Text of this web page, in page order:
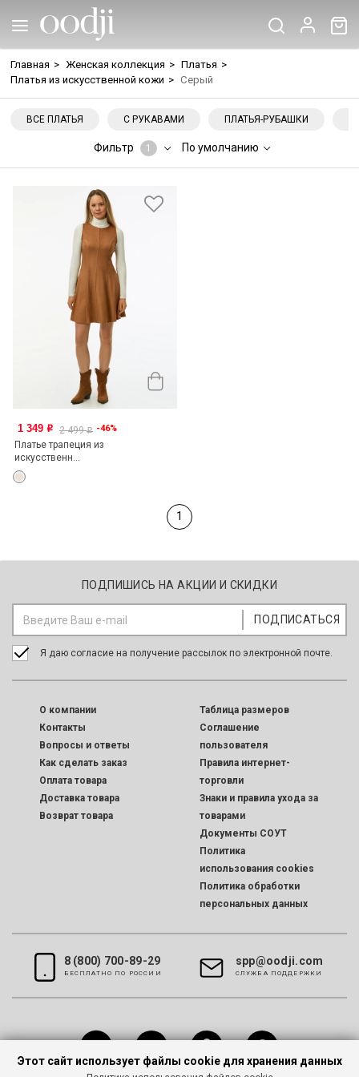
Главная > Женская коллекция > Платья >
Платья из искусственной кожи > Серый
ВСЕ ПЛАТЬЯ С РУКАВАМИ ПЛАТЬЯ-РУБАШКИ
Фильтр 1 По умолчанию
1 349 o 2 499o -46%
Платье трапеция из
искусственн...
1
ПОДПИШИСЬ НА АКЦИИ И СКИДКИ
Я даю согласие на получение рассылок по электронной почте.
O компании
Контакты
Вопросы и ответы
Как сделать заказ
Оплата товара
Доставка товара
Возврат товара
Таблица размеров
Соглашение
пользователя
Правила интернет-
торговли
Знаки и правила ухода за
товарами
Документы СОУТ
Политика
использования cookies
Политика обработки
персональных данных
8 (800) 700-89-29
БЕСПЛАТНО ПО РОССИИ
spp@oodji.com
CЛУЖБА ПОДДЕРЖКИ
Этот сайт использует файлы cookie для хранения данных